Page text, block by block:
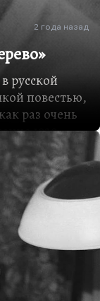
2 года назад
русской
повестью,
раз очень
1929
не самая
нам не
громче
тогда еще
авторов,
три